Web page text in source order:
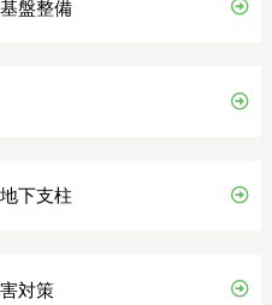
盤整備
下支柱
対策